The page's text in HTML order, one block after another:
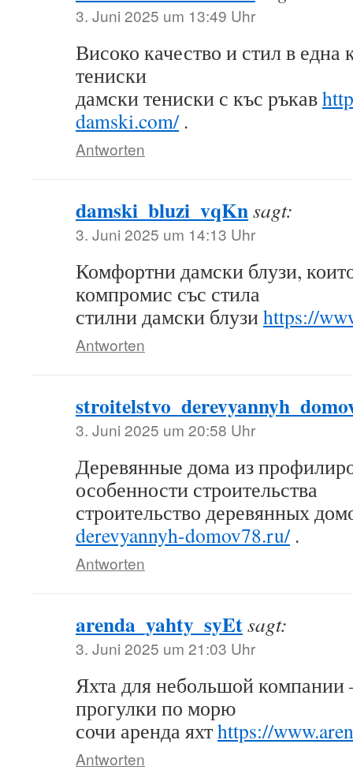
3. Juni 2025 um 13:49 Uhr
Високо качество и стил в една
тениски
дамски тениски с къс ръкав
damski.com/.
Antworten
damski_bluzi_vqKnsagt:
3. Juni 2025 um 14:13 Uhr
Комфортни дамски блузи,
компромис със стила
стилни дамски блузиhttps://
Antworten
3. Juni 2025 um 20:58 Uhr
Деревянные дома из
особенности строительства
строительство деревянных
derevyannyh-domov78.ru/.
Antworten
arenda_yahty_syEtsagt:
3. Juni 2025 um 21:03 Uhr
Яхта для небольшой
прогулки по морю
сочи аренда яхтhttps://
Antworten